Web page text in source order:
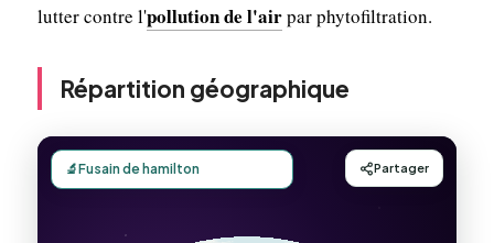
lutter contre l'pollution de l'airpar phytofiltration.
Répartition géographique